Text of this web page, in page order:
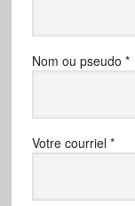
Nom ou pseudo *
Votre courriel *